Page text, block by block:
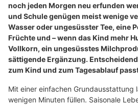
noch jeden Morgen neu erfunden
und Schule genügen meist wenige
Wasser oder ungesüsster Tee, eine
Früchte und – wenn das Kind mehr
Vollkorn, ein ungesüsstes
sättigende Ergänzung.
zum Kind und zum Tagesablauf
Mit einer einfachen Grundausstattung
wenigen Minuten füllen. Saisonale